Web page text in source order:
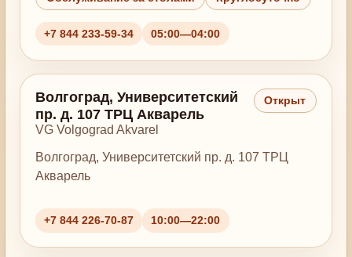
+7 844 233-59-34 05:00—04:00
Волгоград, Университетский
пр. д. 107 ТРЦ Акварель
VG Volgograd Akvarel
Открыт
Волгоград, Университетский пр. д. 107 ТРЦ
Акварель
+7 844 226-70-87 10:00—22:00